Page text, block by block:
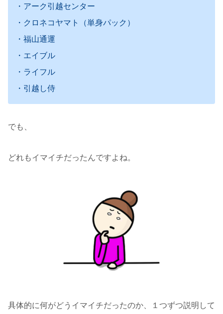
・アーク引越センター
・クロネコヤマト（単身パック）
・福山通運
・エイブル
・ライフル
・引越し侍
でも、
どれもイマイチだったんですよね。
具体的に何がどうイマイチだったのか、１つずつ説明して